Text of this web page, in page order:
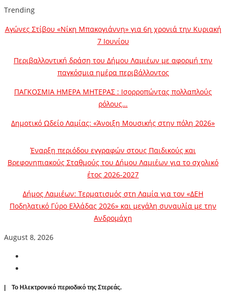
Trending
Αγώνες Στίβου «Νίκη Μπακογιάννη» για 6η χρονιά την Κυριακή
7 Ιουνίου
Περιβαλλοντική δράση του Δήμου Λαμιέων με αφορμή την
παγκόσμια ημέρα περιβάλλοντος
ΠΑΓΚΟΣΜΙΑ ΗΜΕΡΑ ΜΗΤΕΡΑΣ : Ισορροπώντας πολλαπλούς
ρόλους…
Δημοτικό Ωδείο Λαμίας: «Άνοιξη Μουσικής στην πόλη 2026»
Έναρξη περιόδου εγγραφών στους Παιδικούς και
Βρεφονηπιακούς Σταθμούς του Δήμου Λαμιέων για το σχολικό
έτος 2026-2027
Δήμος Λαμιέων: Τερματισμός στη Λαμία για τον «ΔΕΗ
Ποδηλατικό Γύρο Ελλάδας 2026» και μεγάλη συναυλία με την
Ανδρομάχη
August 8, 2026
| To Ηλεκτρονικό περιοδικό της Στερεάς.